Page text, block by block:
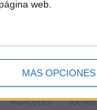
web.
MÁS OPCIONES
MIÉRCOLES JUEVES